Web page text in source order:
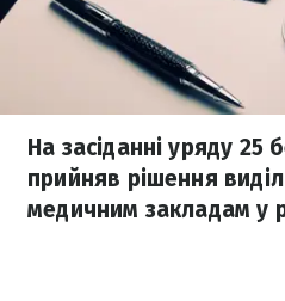
На засіданні уряду 25
прийняв рішення
медичним закладам у